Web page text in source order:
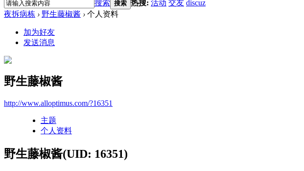
搜索 搜索 热搜: 活动 交友 discuz
夜拆病栋 › 野生藤椒酱 › 个人资料
加为好友
发送消息
野生藤椒酱
http://www.alloptimus.com/?16351
主题
个人资料
野生藤椒酱(UID: 16351)